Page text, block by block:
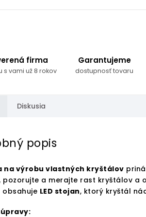
firma
s vami už 8 rokov
Garantujeme
dostupnosť tovaru
Diskusia
popis
na výrobu vlastných kryštálov
pozorujte a merajte rast kryštálov
obsahuje LED stojan, ktorý kryštál